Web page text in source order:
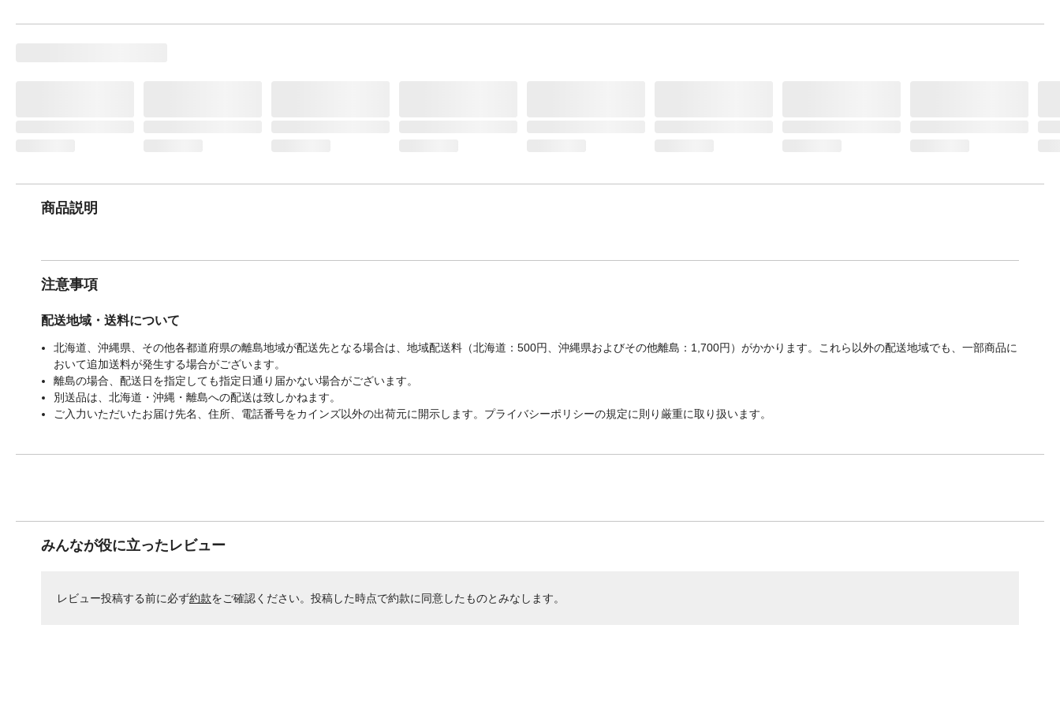
商品説明
注意事項
配送地域・送料について
北海道、沖縄県、その他各都道府県の離島地域が配送先となる場合は、地域配送料（北海道：500円、沖縄県およびその他離島：1,700円）がかかります。これら以外の配送地域でも、一部商品に
おいて追加送料が発生する場合がございます。
離島の場合、配送日を指定しても指定日通り届かない場合がございます。
別送品は、北海道・沖縄・離島への配送は致しかねます。
ご入力いただいたお届け先名、住所、電話番号をカインズ以外の出荷元に開示します。プライバシーポリシーの規定に則り厳重に取り扱います。
みんなが役に立ったレビュー
レビュー投稿する前に必ず約款をご確認ください。投稿した時点で約款に同意したものとみなします。